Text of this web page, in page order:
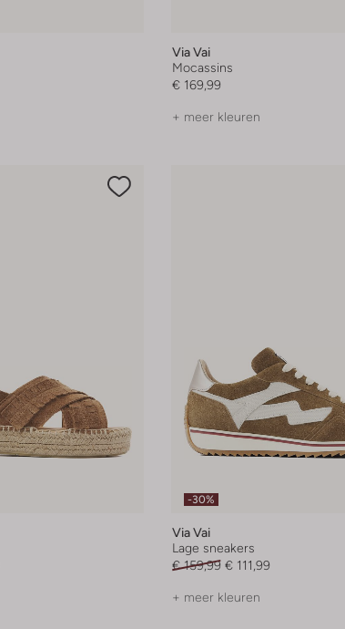
Via Vai
Mocassins
€ 169,99
+ meer kleuren
-30%
Via Vai
Lage sneakers
€ 159,99 € 111,99
+ meer kleuren